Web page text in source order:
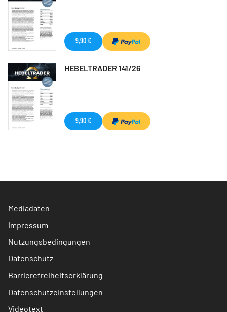
9,90 €
HEBELTRADER 141/26
9,90 €
Mediadaten
Impressum
Nutzungsbedingungen
Datenschutz
Barrierefreiheitserklärung
Datenschutzeinstellungen
Videotext